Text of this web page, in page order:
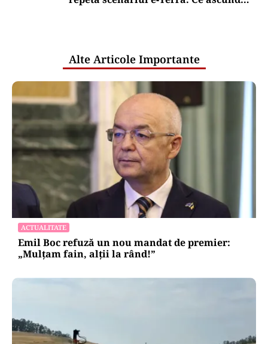
Alte Articole Importante
ACTUALITATE
Emil Boc refuză un nou mandat de premier:
„Mulțam fain, alții la rând!”